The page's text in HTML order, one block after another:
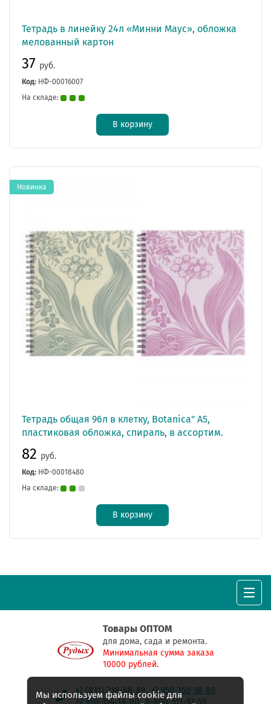
Тетрадь в линейку 24л «Минни Маус», обложка
мелованный картон
37 руб.
Код: НФ-00016007
На складе:
В корзину
Тетрадь общая 96л в клетку, Botanica" А5,
пластиковая обложка, спираль, в ассортим.
82 руб.
Код: НФ-00018480
На складе:
В корзину
Новинка
Товары ОПТОМ
для дома, сада и ремонта.
Минимальная сумма заказа
10000 рублей.
+7 (831) 218-88-89
+7 950-350-18-80
+7 950-354-18-80
8-800-511-97-55
Мы используем файлы cookie для